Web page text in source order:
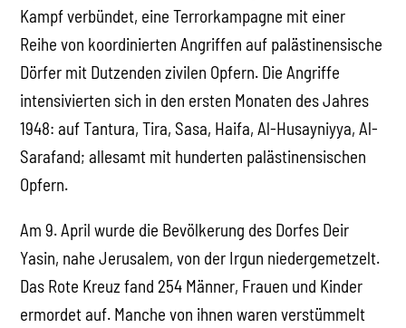
Kampf verbündet, eine Terrorkampagne mit einer
Reihe von koordinierten Angriffen auf palästinensische
Dörfer mit Dutzenden zivilen Opfern. Die Angriffe
intensivierten sich in den ersten Monaten des Jahres
1948: auf Tantura, Tira, Sasa, Haifa, Al-Husayniyya, Al-
Sarafand; allesamt mit hunderten palästinensischen
Opfern.
Am 9. April wurde die Bevölkerung des Dorfes Deir
Yasin, nahe Jerusalem, von der Irgun niedergemetzelt.
Das Rote Kreuz fand 254 Männer, Frauen und Kinder
ermordet auf. Manche von ihnen waren verstümmelt